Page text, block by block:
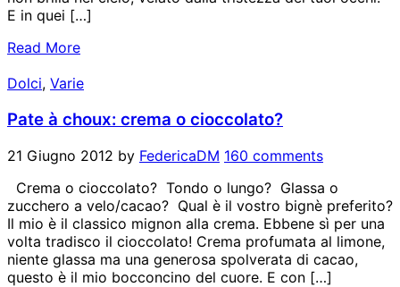
E in quei […]
Read More
Dolci, Varie
Pate à choux: crema o cioccolato?
21 Giugno 2012 by FedericaDM 160 comments
Crema o cioccolato? Tondo o lungo? Glassa o
zucchero a velo/cacao? Qual è il vostro bignè preferito?
Il mio è il classico mignon alla crema. Ebbene sì per una
volta tradisco il cioccolato! Crema profumata al limone,
niente glassa ma una generosa spolverata di cacao,
questo è il mio bocconcino del cuore. E con […]